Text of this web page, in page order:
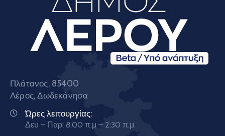
Πλάτανος, 85400
Λέρος, Δωδεκάνησα
Ώρες λειτουργίας:
Δευ – Παρ: 8:00 π.μ – 2:30 π.μ